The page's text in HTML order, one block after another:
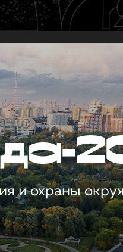
и охраны